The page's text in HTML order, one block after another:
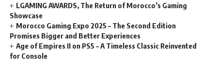
LGAMING AWARDS, The Return of Morocco’s Gaming
Showcase
Morocco Gaming Expo 2025 – The Second Edition
Promises Bigger and Better Experiences
Age of Empires II on PS5 – A Timeless Classic Reinvented
for Console